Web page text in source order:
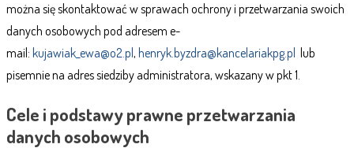
można się skontaktować w sprawach ochrony i przetwarzania swoich
danych osobowych pod adresem e-
mail: kujawiak_ewa@o2.pl , henryk.byzdra@kancelariakpg.pl lub
pisemnie na adres siedziby administratora, wskazany w pkt 1.
Cele i podstawy prawne przetwarzania
danych osobowych